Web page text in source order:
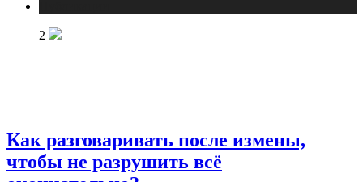
2
Как разговаривать после измены,
чтобы не разрушить всё